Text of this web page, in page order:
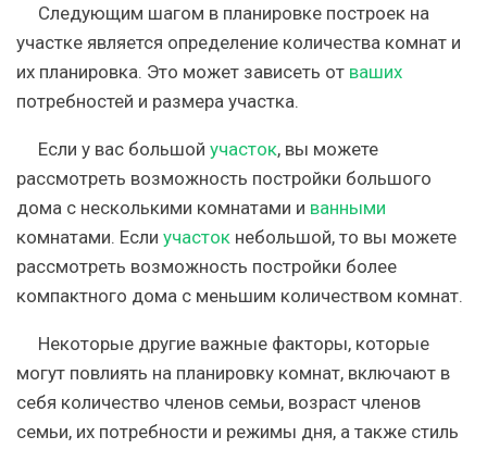
Следующим шагом в планировке построек на
участке является определение количества комнат и
их планировка. Это может зависеть от ваших
потребностей и размера участка.
Если у вас большой участок, вы можете
рассмотреть возможность постройки большого
дома с несколькими комнатами и ванными
комнатами. Если участок небольшой, то вы можете
рассмотреть возможность постройки более
компактного дома с меньшим количеством комнат.
Некоторые другие важные факторы, которые
могут повлиять на планировку комнат, включают в
себя количество членов семьи, возраст членов
семьи, их потребности и режимы дня, а также стиль